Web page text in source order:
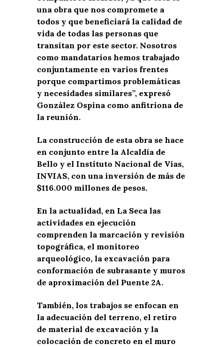
una obra que nos compromete a
todos y que beneficiará la calidad de
vida de todas las personas que
transitan por este sector. Nosotros
como mandatarios hemos trabajado
conjuntamente en varios frentes
porque compartimos problemáticas
y necesidades similares”, expresó
González Ospina como anfitriona de
la reunión.
La construcción de esta obra se hace
en conjunto entre la Alcaldía de
Bello y el Instituto Nacional de Vías,
INVIAS, con una inversión de más de
$116.000 millones de pesos.
En la actualidad, en La Seca las
actividades en ejecución
comprenden la marcación y revisión
topográfica, el monitoreo
arqueológico, la excavación para
conformación de subrasante y muros
de aproximación del Puente 2A.
También, los trabajos se enfocan en
la adecuación del terreno, el retiro
de material de excavación y la
colocación de concreto en el muro